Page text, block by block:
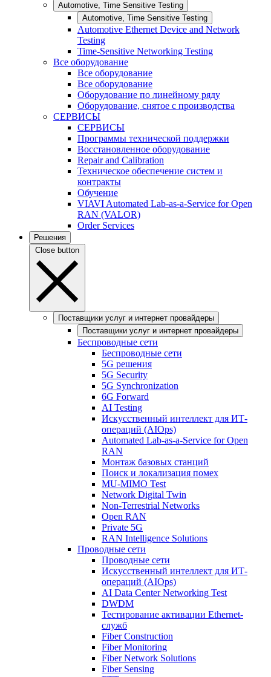
Automotive, Time Sensitive Testing
Automotive, Time Sensitive Testing
Automotive Ethernet Device and Network
Testing
Time-Sensitive Networking Testing
Все оборудование
Все оборудование
Все оборудование
Оборудование по линейному ряду
Оборудование, снятое с производства
СЕРВИСЫ
СЕРВИСЫ
Программы технической поддержки
Восстановленное оборудование
Repair and Calibration
Техническое обеспечение систем и
контракты
Обучение
VIAVI Automated Lab-as-a-Service for Open
RAN (VALOR)
Order Services
Решения
Close button
Поставщики услуг и интернет провайдеры
Поставщики услуг и интернет провайдеры
Беспроводные сети
Беспроводные сети
5G решения
5G Security
5G Synchronization
6G Forward
AI Testing
Искусственный интеллект для ИТ-
операций (AIOps)
Automated Lab-as-a-Service for Open
RAN
Монтаж базовых станций
Поиск и локализация помех
MU-MIMO Test
Network Digital Twin
Non-Terrestrial Networks
Open RAN
Private 5G
RAN Intelligence Solutions
Проводные сети
Проводные сети
Искусственный интеллект для ИТ-
операций (AIOps)
AI Data Center Networking Test
DWDM
Тестирование активации Ethernet-
служб
Fiber Construction
Fiber Monitoring
Fiber Network Solutions
Fiber Sensing